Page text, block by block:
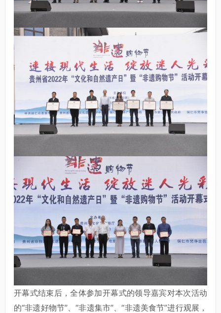
开幕式结束后，全体参加开幕式的领导嘉宾对本次活动
的“非遗好物节”、“非遗集市”、“非遗美食节”进行观展，